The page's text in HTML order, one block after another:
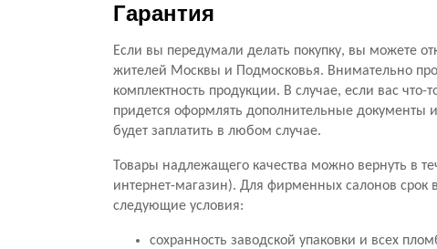
Гарантия
Если вы передумали делать покупку, вы можете
жителей Москвы и Подмосковья. Внимательно
комплектность продукции. В случае, если вас
придется оформлять дополнительные документы
будет заплатить в любом случае.
Товары надлежащего качества можно вернуть в
интернет-магазин). Для фирменных салонов срок
следующие условия:
сохранность заводской упаковки и всех